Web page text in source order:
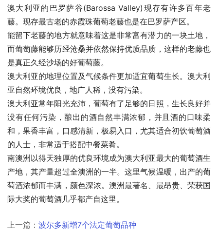
澳大利亚的巴罗萨谷(Barossa Valley)现存有许多百年老
藤。现存最古老的赤霞珠葡萄老藤也是在巴罗萨产区。
能留下老藤的地方就意味着这是非常富有潜力的一块土地，
而葡萄藤能够历经沧桑并依然保持优质品质，这样的老藤也
是真正久经沙场的好葡萄藤。
澳大利亚的地理位置及气候条件更加适宜葡萄生长。澳大利
亚自然环境优良，地广人稀，没有污染。
澳大利亚常年阳光充沛，葡萄有了足够的日照，生长良好并
没有任何污染，酿出的酒自然丰满浓郁，并且酒的口味柔
和，果香丰富，口感清新，极易入口，尤其适合初饮葡萄酒
的人士，非常适于搭配中餐菜肴。
南澳洲以得天独厚的优良环境成为澳大利亚最大的葡萄酒生
产地，其产量超过全澳洲的一半。这里气候温暖，出产的葡
萄酒浓郁而丰满，颜色深浓。澳洲最著名、最昂贵、荣获国
际大奖的葡萄酒几乎都产自这里。
上一篇： 波尔多新增7个法定葡萄品种